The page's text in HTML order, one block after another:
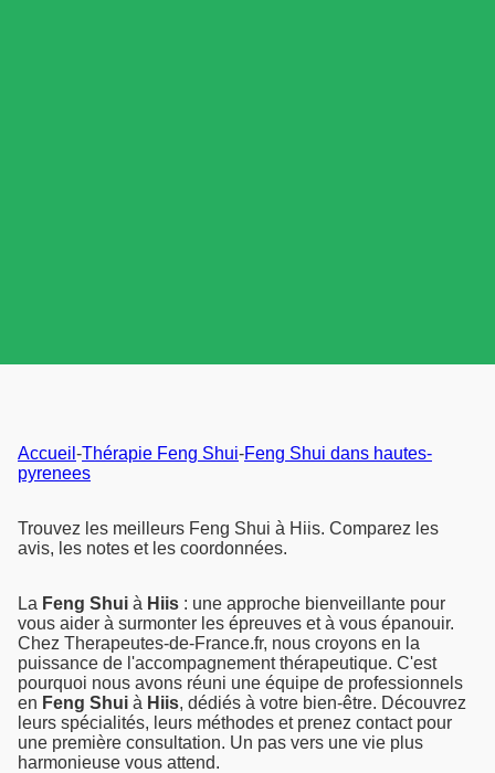
Accueil -Thérapie Feng Shui-Feng Shui dans hautes-
pyrenees
Trouvez les meilleurs Feng Shui à Hiis. Comparez les
avis, les notes et les coordonnées.
La Feng Shui à Hiis : une approche bienveillante pour
vous aider à surmonter les épreuves et à vous épanouir.
Chez Therapeutes-de-France.fr, nous croyons en la
puissance de l'accompagnement thérapeutique. C'est
pourquoi nous avons réuni une équipe de professionnels
en Feng Shui à Hiis, dédiés à votre bien-être. Découvrez
leurs spécialités, leurs méthodes et prenez contact pour
une première consultation. Un pas vers une vie plus
harmonieuse vous attend.